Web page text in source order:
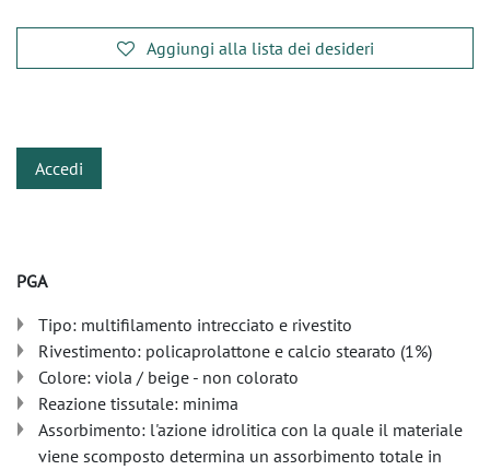
Aggiungi alla lista dei desideri
Accedi
PGA
Tipo: multifilamento intrecciato e rivestito
Rivestimento: policaprolattone e calcio stearato (1%)
Colore: viola / beige - non colorato
Reazione tissutale: minima
Assorbimento: l'azione idrolitica con la quale il materiale
viene scomposto determina un assorbimento totale in